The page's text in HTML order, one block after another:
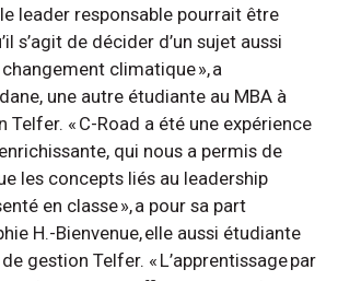
leader responsable pourrait être
s’agit de décider d’un sujet aussi
climatique », a
une autre étudiante au MBA à
Telfer. « C-Road a été une expérience
qui nous a permis de
les concepts liés au leadership
en classe », a pour sa part
H.-Bienvenue, elle aussi étudiante
de gestion Telfer. « L’apprentissage par